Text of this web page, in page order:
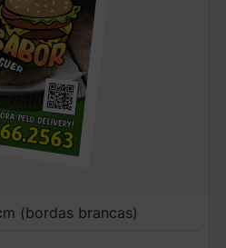
(bordas brancas)